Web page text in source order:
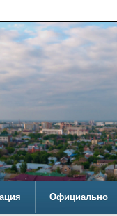
Официально